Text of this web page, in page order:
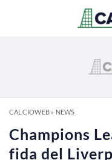
CALCIOWEB» NEWS
Champions
fida del